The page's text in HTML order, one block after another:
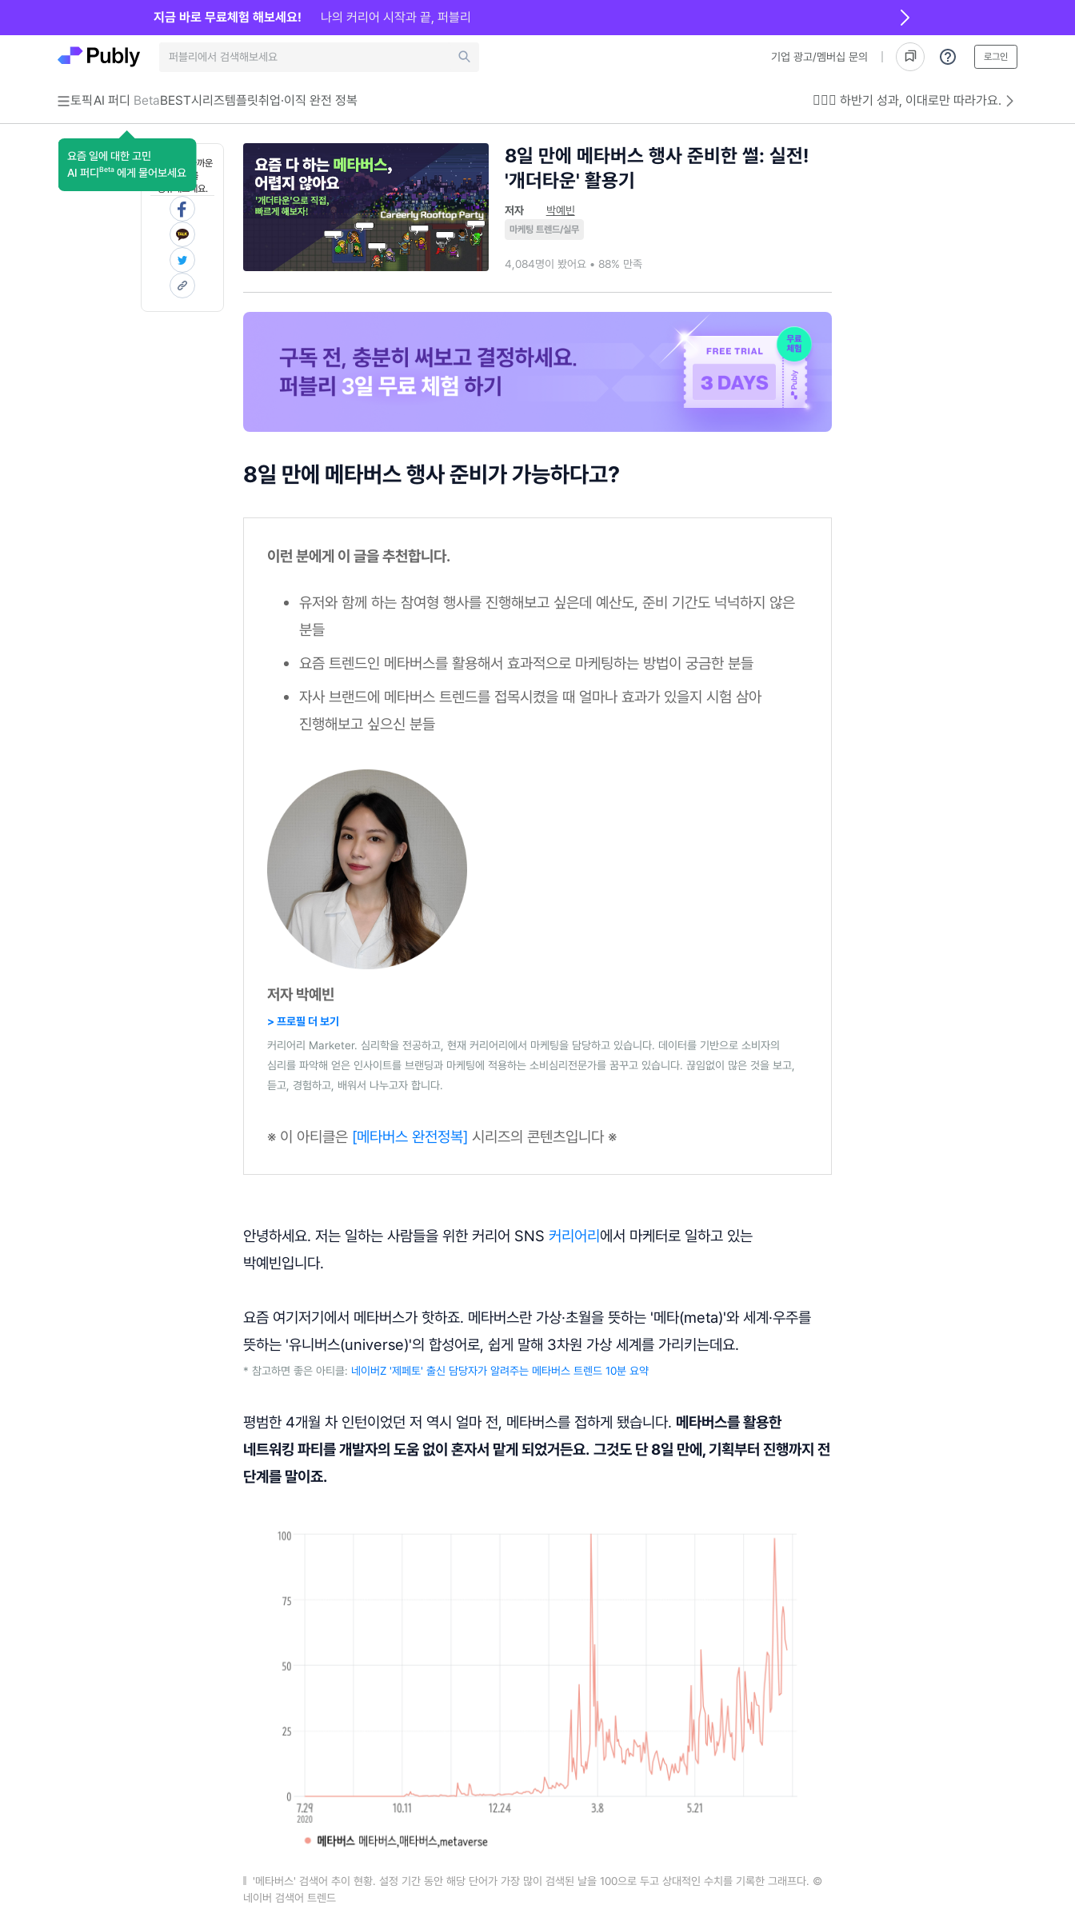
기업 광고/멤버십 문의 로그인
토픽AI 퍼디 Beta
요즘 일에 대한 고민
AI 퍼디 Beta 에게 물어보세요
BEST시리즈템플릿취업·이직 완전 정복 💁🏻‍♂️ 하반기 성과, 이대로만 따라가요.
지금 바로 무료체험 해보세요! 나의 커리어 시작과 끝, 퍼블리
혼자 보기 아까운
콘텐츠를
공유해보세요.
8일 만에 메타버스 행사 준비한 썰: 실전!
'개더타운' 활용기
저자 박예빈
마케팅 트렌드/실무
4,084명이 봤어요 • 88% 만족
8일 만에 메타버스 행사 준비가 가능하다고?
이런 분에게 이 글을 추천합니다.
유저와 함께 하는 참여형 행사를 진행해보고 싶은데 예산도, 준비 기간도 넉넉하지 않은
분들
요즘 트렌드인 메타버스를 활용해서 효과적으로 마케팅하는 방법이 궁금한 분들
자사 브랜드에 메타버스 트렌드를 접목시켰을 때 얼마나 효과가 있을지 시험 삼아
진행해보고 싶으신 분들
저자 박예빈
> 프로필 더 보기
커리어리 Marketer. 심리학을 전공하고, 현재 커리어리에서 마케팅을 담당하고 있습니다. 데이터를 기반으로 소비자의
심리를 파악해 얻은 인사이트를 브랜딩과 마케팅에 적용하는 소비심리전문가를 꿈꾸고 있습니다. 끊임없이 많은 것을 보고,
듣고, 경험하고, 배워서 나누고자 합니다.
※ 이 아티클은 [메타버스 완전정복] 시리즈의 콘텐츠입니다 ※
안녕하세요. 저는 일하는 사람들을 위한 커리어 SNS 커리어리에서 마케터로 일하고 있는
박예빈입니다.
요즘 여기저기에서 메타버스가 핫하죠. 메타버스란 가상·초월을 뜻하는 '메타(meta)'와 세계·우주를
뜻하는 '유니버스(universe)'의 합성어로, 쉽게 말해 3차원 가상 세계를 가리키는데요.
* 참고하면 좋은 아티클: 네이버Z '제페토' 출신 담당자가 알려주는 메타버스 트렌드 10분 요약
평범한 4개월 차 인턴이었던 저 역시 얼마 전, 메타버스를 접하게 됐습니다. 메타버스를 활용한
네트워킹 파티를 개발자의 도움 없이 혼자서 맡게 되었거든요. 그것도 단 8일 만에, 기획부터 진행까지 전
단계를 말이죠.
'메타버스' 검색어 추이 현황. 설정 기간 동안 해당 단어가 가장 많이 검색된 날을 100으로 두고 상대적인 수치를 기록한 그래프다. ©
네이버 검색어 트렌드